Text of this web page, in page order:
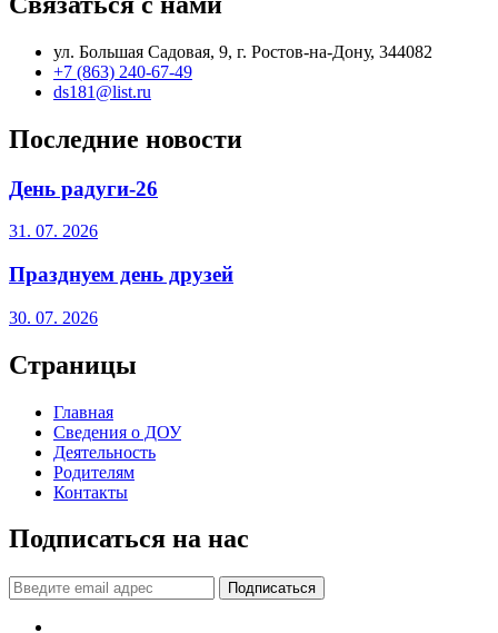
ул. Большая Садовая, 9, г. Ростов-на-Дону, 344082
+7 (863) 240-67-49
ds181@list.ru
Последние новости
День радуги-26
31. 07. 2026
Празднуем день друзей
30. 07. 2026
Страницы
Главная
Сведения о ДОУ
Деятельность
Родителям
Контакты
Подписаться на нас